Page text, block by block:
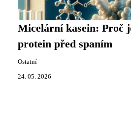
Micelární kasein: Proč
protein před spaním
Ostatní
24. 05. 2026